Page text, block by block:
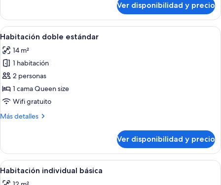
size,
planta
baja
doble
económica,
1
Queen
size,
planta
baja
Ver disponibilidad y precio
Ver
todas
las
fotos
de
Habitación
doble
Un baño moderno con baldosas
4
Habitación doble estándar
14 m²
1 habitación
2 personas
1 cama Queen size
Wifi gratuito
Más detalles
Más
doble
estándar
Ver disponibilidad y precio
Ver
todas
Tres lámparas colgantes esféricas
1
Habitación individual básica